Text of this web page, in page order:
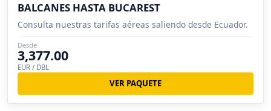
BALCANES HASTA BUCAREST
Consulta nuestras tarifas aéreas saliendo desde Ecuador.
Desde
3,377.00
EUR / DBL
VER PAQUETE